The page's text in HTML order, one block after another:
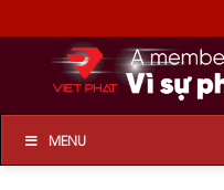
to
content
MENU